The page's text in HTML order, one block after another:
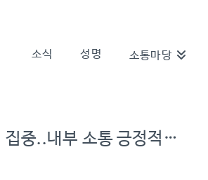
소식 성명 소통마당
중..내부 소통 긍정적…